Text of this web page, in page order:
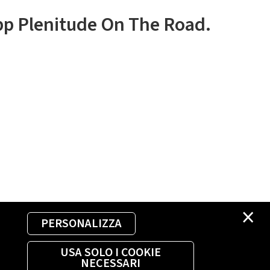
×
PERSONALIZZA
USA SOLO I COOKIE
NECESSARI
Plenitude On The Road.